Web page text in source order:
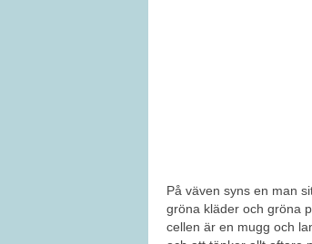
På väven syns en man
gröna kläder och gröna
cellen är en mugg och